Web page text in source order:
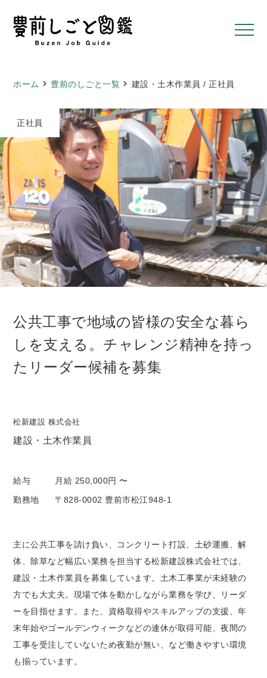
ホーム 豊前のしごと一覧 建設・土木作業員 / 正社員
正社員
公共工事で地域の皆様の安全な暮ら
しを支える。チャレンジ精神を持っ
たリーダー候補を募集
松新建設 株式会社
建設・土木作業員
給与
月給 250,000円 〜
勤務地
〒828-0002 豊前市松江948-1
主に公共工事を請け負い、コンクリート打設、土砂運搬、解
体、除草など幅広い業務を担当する松新建設株式会社では、
建設・土木作業員を募集しています。土木工事業が未経験の
方でも大丈夫。現場で体を動かしながら業務を学び、リーダ
ーを目指せます。また、資格取得やスキルアップの支援、年
末年始やゴールデンウィークなどの連休が取得可能、夜間の
工事を受注していないため夜勤が無い、など働きやすい環境
も揃っています。